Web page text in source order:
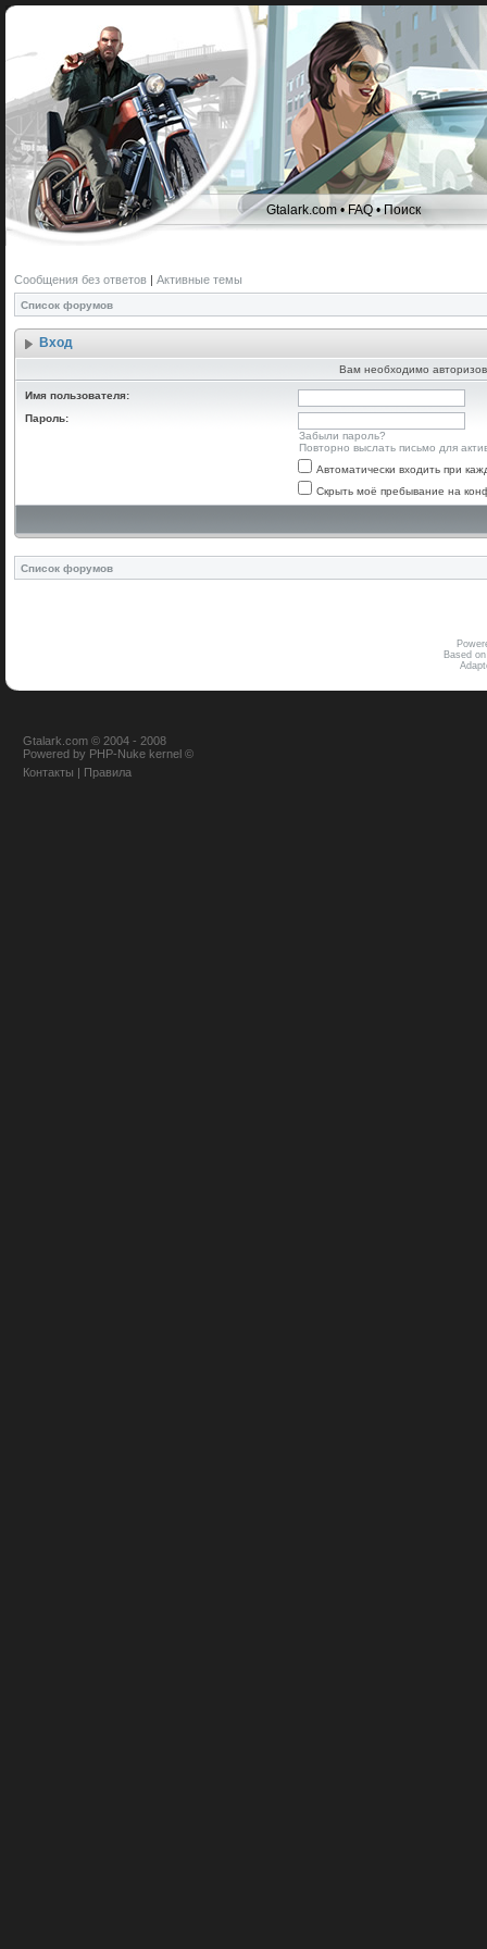
Gtalark.com •FAQ•Поиск
Сообщения без ответов | Активные темы
Список форумов
Вход
Вам необходимо
Имя пользователя:
Пароль:
Забыли пароль?
Повторно выслать письмо для
Автоматически входить при
Скрыть моё пребывание на
Список форумов
Based
Gtalark.com © 2004 - 2008
Powered by PHP-Nuke kernel ©
Контакты | Правила